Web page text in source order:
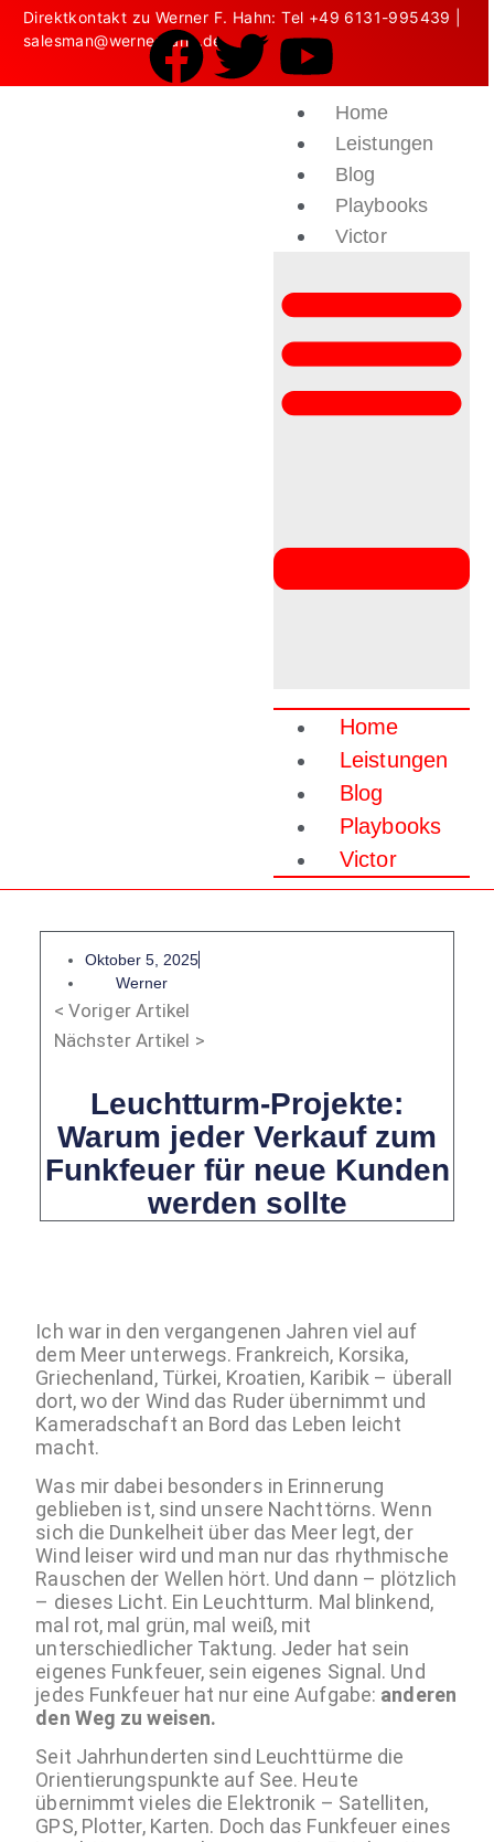
Direktkontakt zu Werner F. Hahn: Tel +49 6131-995439
salesman@wernerhahn.de
Home
Leistungen
Blog
Playbooks
Victor
Home
Leistungen
Blog
Playbooks
Victor
Oktober 5, 2025
Werner
< Voriger Artikel
Nächster Artikel >
Leuchtturm-Projekte:
Warum jeder Verkauf zum
Funkfeuer für neue Kunden
werden sollte
Ich war in den vergangenen Jahren viel auf
dem Meer unterwegs. Frankreich, Korsika,
Griechenland, Türkei, Kroatien, Karibik – überall
dort, wo der Wind das Ruder übernimmt und
Kameradschaft an Bord das Leben leicht
macht.
Was mir dabei besonders in Erinnerung
geblieben ist, sind unsere Nachttörns. Wenn
sich die Dunkelheit über das Meer legt, der
Wind leiser wird und man nur das rhythmische
Rauschen der Wellen hört. Und dann – plötzlich
– dieses Licht. Ein Leuchtturm. Mal blinkend,
mal rot, mal grün, mal weiß, mit
unterschiedlicher Taktung. Jeder hat sein
eigenes Funkfeuer, sein eigenes Signal. Und
jedes Funkfeuer hat nur eine Aufgabe: anderen
den Weg zu weisen.
Seit Jahrhunderten sind Leuchttürme die
Orientierungspunkte auf See. Heute
übernimmt vieles die Elektronik – Satelliten,
GPS, Plotter, Karten. Doch das Funkfeuer eines